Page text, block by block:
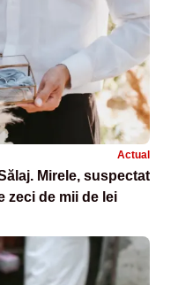
Actual
Mirele, suspectat
zeci de mii de lei